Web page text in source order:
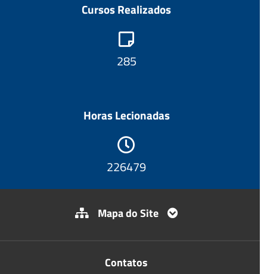
Cursos Realizados
304
Horas Lecionadas
241641
Mapa do Site
Contatos